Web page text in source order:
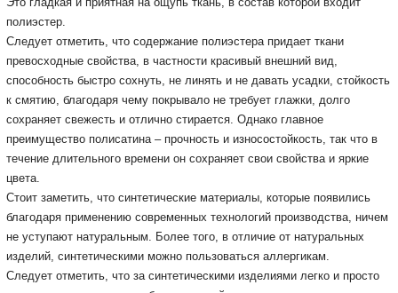
полиэстер.
Следует отметить, что содержание полиэстера придает ткани
превосходные свойства, в частности красивый внешний вид,
способность быстро сохнуть, не линять и не давать усадки, стойкость
к смятию, благодаря чему покрывало не требует глажки, долго
сохраняет свежесть и отлично стирается. Однако главное
преимущество полисатина – прочность и износостойкость, так что в
течение длительного времени он сохраняет свои свойства и яркие
цвета.
Стоит заметить, что синтетические материалы, которые появились
благодаря применению современных технологий производства, ничем
не уступают натуральным. Более того, в отличие от натуральных
изделий, синтетическими можно пользоваться аллергикам.
Следует отметить, что за синтетическими изделиями легко и просто